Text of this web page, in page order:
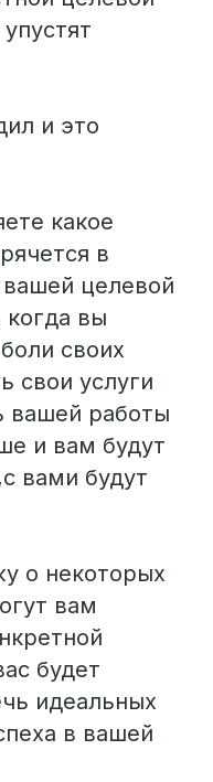
и это
какое
в
целевой
когда вы
своих
свои услуги
вашей работы
и вам будут
вами будут
о некоторых
вам
будет
идеальных
в вашей